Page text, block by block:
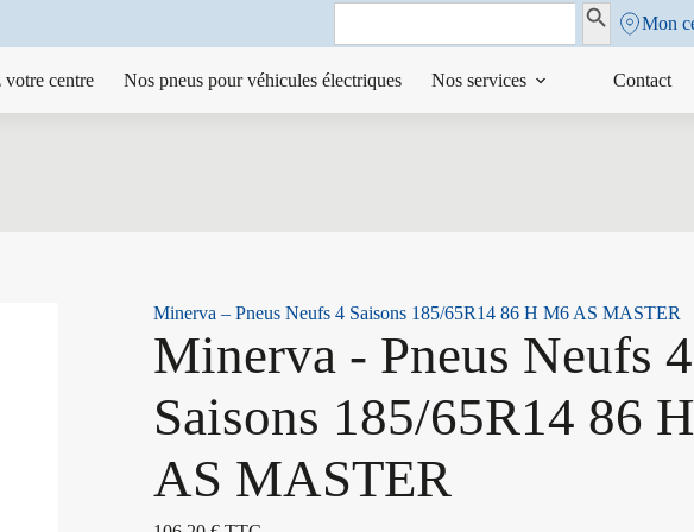
Search
Search ButtonMon
centre Nos pneus pour véhicules électriques Nos services Contact
Minerva – Pneus Neufs 4 Saisons 185/65R14 86 H M6 AS MASTER
Minerva - Pneus Neufs 4
Saisons 185/65R14 86
AS MASTER